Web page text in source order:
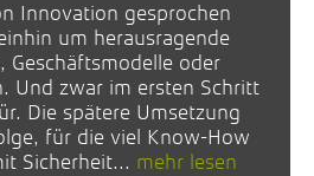
Innovation gesprochen
um herausragende
Geschäftsmodelle oder
Und zwar im ersten Schritt
Die spätere Umsetzung
für die viel Know-How
Sicherheit... mehr lesen